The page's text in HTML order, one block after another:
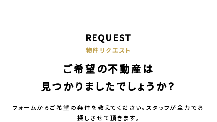
REQUEST
物件リクエスト
ご希望の不動産は
見つかりましたでしょうか？
フォームからご希望の条件を教えてください。スタッフが全力でお
探しさせて頂きます。